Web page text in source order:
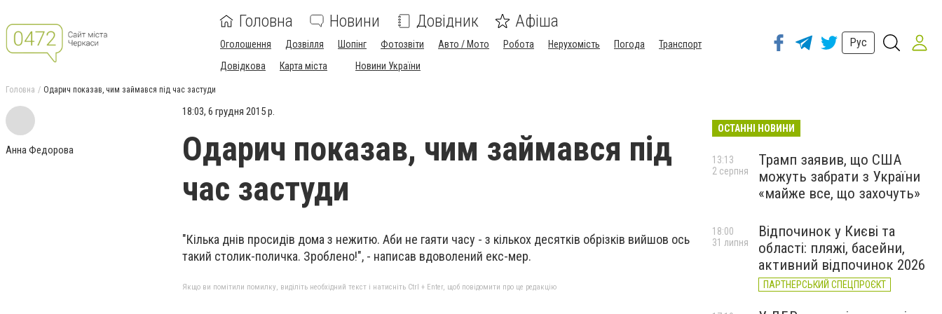
Головна Новини Довідник Афіша
Оголошення Дозвілля Шопінг Фотозвіти Авто / Мото Робота Нерухомість Погода
Транспорт
Довідкова
Карта міста Новини України
Рус
Головна Одарич показав, чим займався під час застуди
Анна Федорова
18:03, 6 грудня 2015 р.
Одарич показав, чим займався під
час застуди
"Кілька днів просидів дома з нежитю. Аби не гаяти часу - з кількох десятків обрізків вийшов ось
такий столик-поличка. Зроблено!", - написав вдоволений екс-мер.
Якщо ви помітили помилку, виділіть необхідний текст і натисніть Ctrl + Enter, щоб повідомити про це редакцію
ОСТАННІ НОВИНИ
Трамп заявив, що США
можуть забрати з України
«майже все, що захочуть»
13:13
2 серпня
Відпочинок у Києві та
області: пляжі, басейни,
активний відпочинок 2026
ПАРТНЕРСЬКИЙ СПЕЦПРОЄКТ
18:00
31 липня